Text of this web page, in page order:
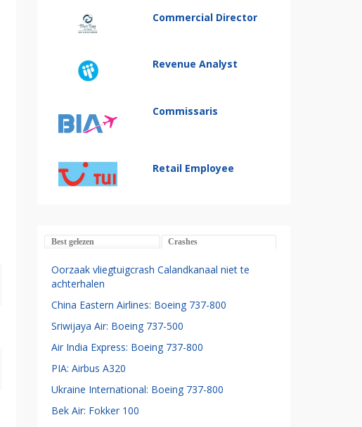
Commercial Director
Revenue Analyst
Commissaris
Retail Employee
Best gelezen Crashes
Oorzaak vliegtuigcrash Calandkanaal niet te
achterhalen
China Eastern Airlines: Boeing 737-800
Sriwijaya Air: Boeing 737-500
Air India Express: Boeing 737-800
PIA: Airbus A320
Ukraine International: Boeing 737-800
Bek Air: Fokker 100